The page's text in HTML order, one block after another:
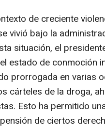
de creciente
vivió bajo la
situación, el
estado de conmoción
prorrogada en varias
cárteles de la droga,
Esto ha permitido
de ciertos